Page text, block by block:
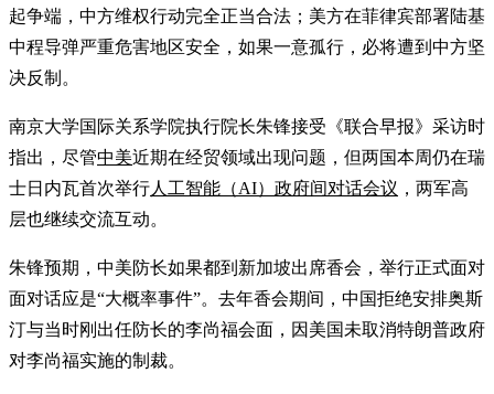
起争端，中方维权行动完全正当合法；美方在菲律宾部署陆基
中程导弹严重危害地区安全，如果一意孤行，必将遭到中方坚
决反制。
南京大学国际关系学院执行院长朱锋接受《联合早报》采访时
指出，尽管中美近期在经贸领域出现问题，但两国本周仍在瑞
士日内瓦首次举行人工智能（AI）政府间对话会议 ，两军高
层也继续交流互动。
朱锋预期，中美防长如果都到新加坡出席香会，举行正式面对
面对话应是“大概率事件”。去年香会期间，中国拒绝安排奥斯
汀与当时刚出任防长的李尚福会面，因美国未取消特朗普政府
对李尚福实施的制裁。